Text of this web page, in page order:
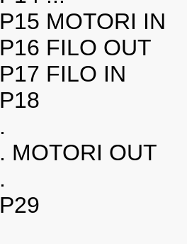
P15 MOTORI IN
P16 FILO OUT
P17 FILO IN
P18
.
. MOTORI OUT
.
P29